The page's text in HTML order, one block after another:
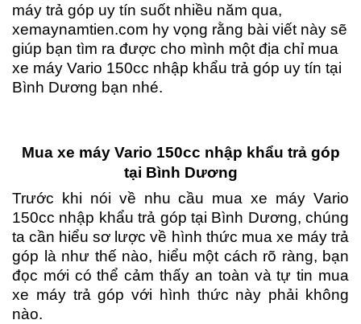
máy trả góp uy tín suốt nhiều năm qua,
xemaynamtien.com hy vọng rằng bài viết này sẽ
giúp bạn tìm ra được cho mình một địa chỉ mua
xe máy Vario 150cc nhập khẩu trả góp uy tín tại
Bình Dương bạn nhé.
Mua xe máy Vario 150cc nhập khẩu trả góp
tại Bình Dương
Trước khi nói về nhu cầu mua xe máy Vario
150cc nhập khẩu trả góp tại Bình Dương, chúng
ta cần hiểu sơ lược về hình thức mua xe máy trả
góp là như thế nào, hiểu một cách rõ ràng, bạn
đọc mới có thể cảm thấy an toàn và tự tin mua
xe máy trả góp với hình thức này phải không
nào.